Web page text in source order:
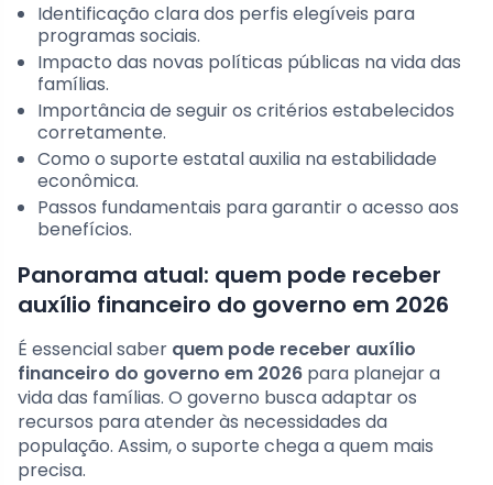
Identificação clara dos perfis elegíveis para
programas sociais.
Impacto das novas políticas públicas na vida das
famílias.
Importância de seguir os critérios estabelecidos
corretamente.
Como o suporte estatal auxilia na estabilidade
econômica.
Passos fundamentais para garantir o acesso aos
benefícios.
Panorama atual: quem pode receber
auxílio financeiro do governo em 2026
É essencial saber quem pode receber auxílio
financeiro do governo em 2026 para planejar a
vida das famílias. O governo busca adaptar os
recursos para atender às necessidades da
população. Assim, o suporte chega a quem mais
precisa.